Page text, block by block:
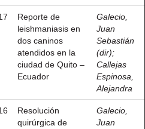
Reporte de
leishmaniasis en
dos caninos
atendidos en la
ciudad de Quito –
Ecuador
Galecio,
Juan
Sebastián
(dir);
Callejas
Espinosa,
Alejandra
Resolución
quirúrgica de
Galecio,
Juan